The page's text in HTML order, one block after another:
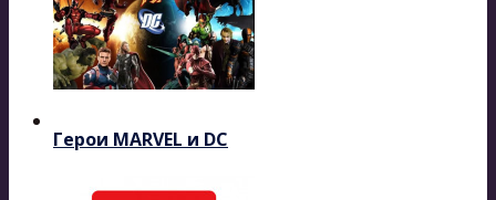
Герои MARVEL и DC